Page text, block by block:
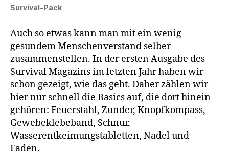
Survival-Pack
Auch so etwas kann man mit ein wenig
gesundem Menschenverstand selber
zusammenstellen. In der ersten Ausgabe des
Survival Magazins im letzten Jahr haben wir
schon gezeigt, wie das geht. Daher zählen wir
hier nur schnell die Basics auf, die dort hinein
gehören: Feuerstahl, Zunder, Knopfkompass,
Gewebeklebeband, Schnur,
Wasserentkeimungstabletten, Nadel und
Faden.